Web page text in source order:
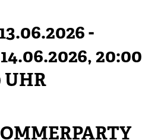
-
, 20:00
UHR